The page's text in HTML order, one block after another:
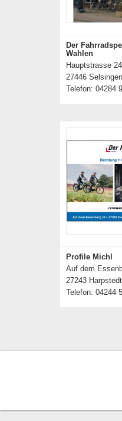
Der
Wahlen
Hauptstrasse 24
27446 Selsingen
Telefon: 04284
Profile Michl
Auf dem
27243 Harpstedt
Telefon: 04244